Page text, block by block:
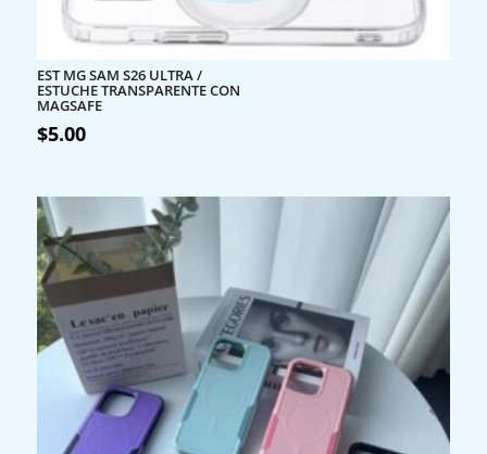
EST MG SAM S26 ULTRA /
ESTUCHE TRANSPARENTE CON
MAGSAFE
$5.00